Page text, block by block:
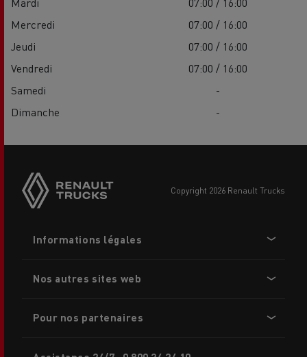
Mercredi
07:00 / 16:00
Jeudi
07:00 / 16:00
Vendredi
07:00 / 16:00
Samedi
-
Dimanche
-
buttons
copyright 2026 Renault Trucks
menu
Informations légales
Nos autres sites web
Pour nos partenaires